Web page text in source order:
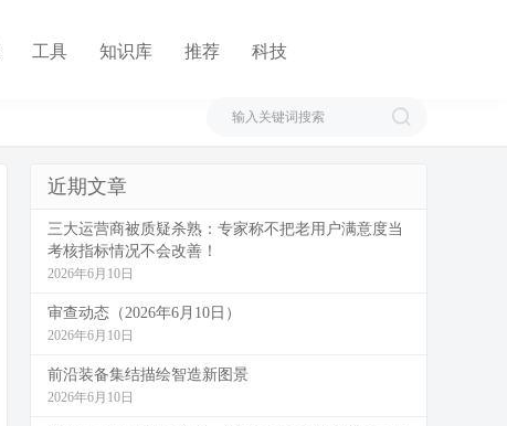
工具 知识库 推荐 科技
近期文章
三大运营商被质疑杀熟：专家称不把老用户满意度当
考核指标情况不会改善！
2026年6月10日
审查动态（2026年6月10日）
2026年6月10日
前沿装备集结描绘智造新图景
2026年6月10日